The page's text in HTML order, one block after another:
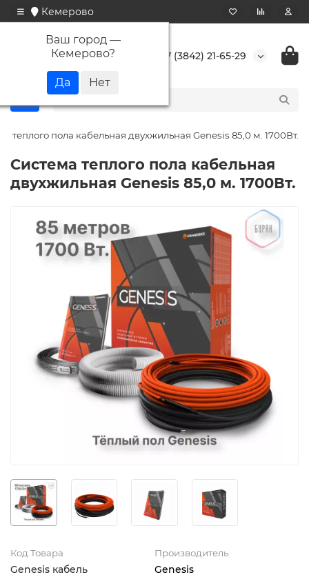
Кемерово
Ваш город —
Кемерово? +7 (3842) 21-65-29
теплого пола кабельная двухжильная Genesis 85,0 м. 1700Вт.
Система теплого пола кабельная
двухжильная Genesis 85,0 м. 1700Вт.
Код Товара
Genesis кабель
Производитель
Genesis